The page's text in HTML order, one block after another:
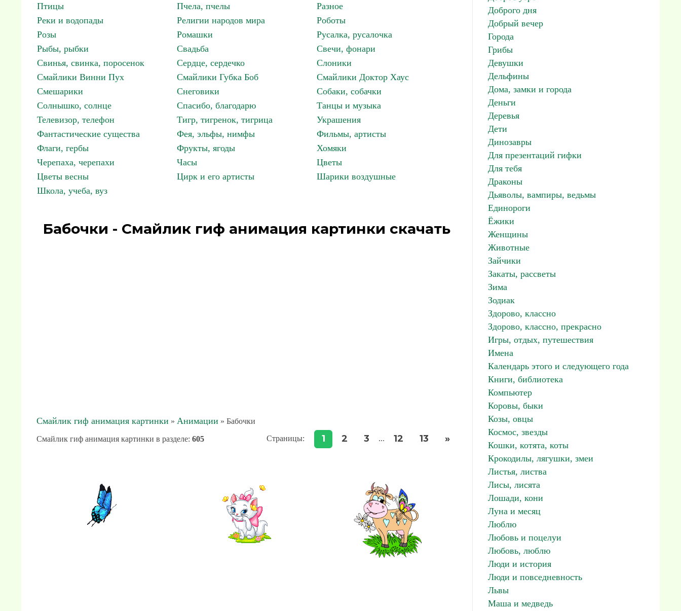
Птицы
Пчела, пчелы
Разное
Реки и водопады
Религии народов мира
Роботы
Розы
Ромашки
Русалка, русалочка
Рыбы, рыбки
Свадьба
Свечи, фонари
Свинья, свинка, поросенок
Сердце, сердечко
Слоники
Смайлики Винни Пух
Смайлики Губка Боб
Смайлики Доктор Хаус
Смешарики
Снеговики
Собаки, собачки
Солнышко, солнце
Спасибо, благодарю
Танцы и музыка
Телевизор, телефон
Тигр, тигренок, тигрица
Украшения
Фантастические существа
Фея, эльфы, нимфы
Фильмы, артисты
Флаги, гербы
Фрукты, ягоды
Хомяки
Черепаха, черепахи
Часы
Цветы
Цветы весны
Цирк и его артисты
Шарики воздушные
Школа, учеба, вуз
Бабочки - Смайлик гиф анимация картинки скачать
Смайлик гиф анимация картинки » Анимации » Бабочки
Смайлик гиф анимация картинки в разделе: 605 Страницы: 1 2 3 ... 12 13 »
Доброго дня
Добрый вечер
Города
Грибы
Девушки
Дельфины
Дома, замки и города
Деньги
Деревья
Дети
Динозавры
Для презентаций гифки
Для тебя
Драконы
Дьяволы, вампиры, ведьмы
Единороги
Ёжики
Женщины
Животные
Зайчики
Закаты, рассветы
Зима
Зодиак
Здорово, классно
Здорово, классно, прекрасно
Игры, отдых, путешествия
Имена
Календарь этого и следующего года
Книги, библиотека
Компьютер
Коровы, быки
Козы, овцы
Космос, звезды
Кошки, котята, коты
Крокодилы, лягушки, змеи
Листья, листва
Лисы, лисята
Лошади, кони
Луна и месяц
Люблю
Любовь и поцелуи
Любовь, люблю
Люди и история
Люди и повседневность
Львы
Маша и медведь